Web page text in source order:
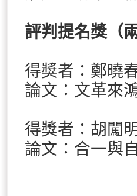
評判提名獎（
得獎者：鄭曉
論文：文革來
得獎者：胡闖
論文：合一與